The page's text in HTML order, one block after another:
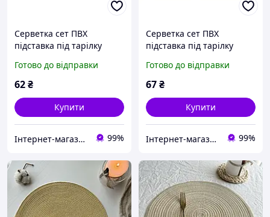
Серветка сет ПВХ
підставка під тарілку
сервірування для столу
30*45 cm
Готово до відправки
62₴
Купити
Інтернет-магазин "Вилка" 99%
Серветка сет ПВХ
підставка під тарілку
сервірування для столу
30*45 cm
Готово до відправки
67₴
Купити
Інтернет-магазин "Вилка" 99%